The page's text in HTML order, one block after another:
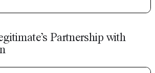
Partnership with